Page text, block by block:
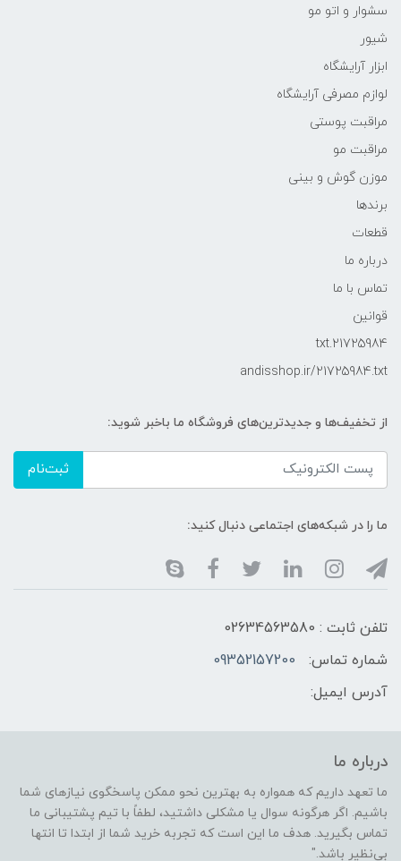
سشوار و اتو مو
شیور
ابزار آرایشگاه
لوازم مصرفی آرایشگاه
مراقبت پوستی
مراقبت مو
موزن گوش و بینی
برندها
قطعات
درباره ما
تماس با ما
قوانین
21725984.txt
andisshop.ir/21725984.txt
از تخفیف‌ها و جدیدترین‌های فروشگاه ما باخبر شوید:
ثبت‌نام
ما را در شبکه‌های اجتماعی دنبال کنید:
تلفن ثابت : 02634563580
شماره تماس:
09352157200
آدرس ایمیل:
درباره ما
ما تعهد داریم که همواره به بهترین نحو ممکن پاسخگوی نیازهای شما
باشیم. اگر هرگونه سوال یا مشکلی داشتید، لطفاً با تیم پشتیبانی ما
تماس بگیرید. هدف ما این است که تجربه خرید شما از ابتدا تا انتها
بی‌نظیر باشد."